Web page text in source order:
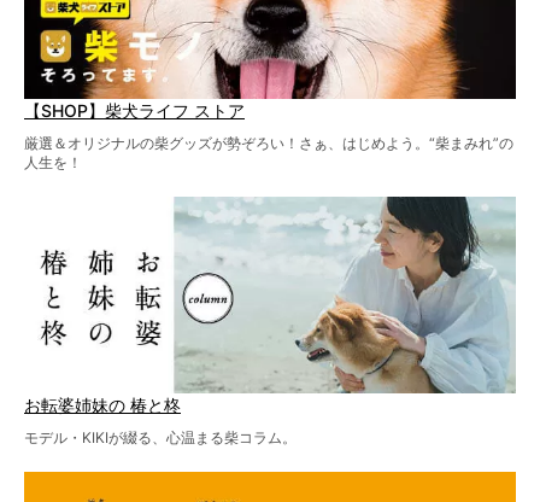
【SHOP】柴犬ライフ ストア
厳選＆オリジナルの柴グッズが勢ぞろい！さぁ、はじめよう。“柴まみれ”の
人生を！
お転婆姉妹の 椿と柊
モデル・KIKIが綴る、心温まる柴コラム。